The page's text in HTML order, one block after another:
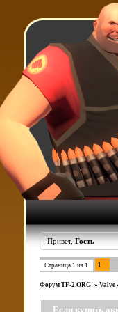
Привет,Гость
Страница 1 из 1 1
Форум TF-2.ORG! » Valve
Если купить